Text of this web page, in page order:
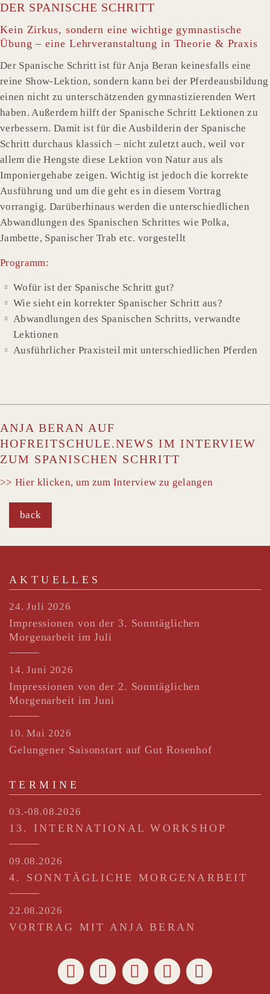
DER SPANISCHE SCHRITT
Kein Zirkus, sondern eine wichtige gymnastische
Übung – eine Lehrveranstaltung in Theorie & Praxis
Der Spanische Schritt ist für Anja Beran keinesfalls eine
reine Show-Lektion, sondern kann bei der Pferdeausbildung
einen nicht zu unterschätzenden gymnastizierenden Wert
haben. Außerdem hilft der Spanische Schritt Lektionen zu
verbessern. Damit ist für die Ausbilderin der Spanische
Schritt durchaus klassich – nicht zuletzt auch, weil vor
allem die Hengste diese Lektion von Natur aus als
Imponiergehabe zeigen. Wichtig ist jedoch die korrekte
Ausführung und um die geht es in diesem Vortrag
vorrangig. Darüberhinaus werden die unterschiedlichen
Abwandlungen des Spanischen Schrittes wie Polka,
Jambette, Spanischer Trab etc. vorgestellt
Programm:
Wofür ist der Spanische Schritt gut?
Wie sieht ein korrekter Spanischer Schritt aus?
Abwandlungen des Spanischen Schritts, verwandte
Lektionen
Ausführlicher Praxisteil mit unterschiedlichen Pferden
ANJA BERAN AUF
HOFREITSCHULE.NEWS IM INTERVIEW
ZUM SPANISCHEN SCHRITT
>> Hier klicken, um zum Interview zu gelangen
back
AKTUELLES
24. Juli 2026
Impressionen von der 3. Sonntäglichen
Morgenarbeit im Juli
14. Juni 2026
Impressionen von der 2. Sonntäglichen
Morgenarbeit im Juni
10. Mai 2026
Gelungener Saisonstart auf Gut Rosenhof
TERMINE
03.-08.08.2026
13. INTERNATIONAL WORKSHOP
09.08.2026
4. SONNTÄGLICHE MORGENARBEIT
22.08.2026
VORTRAG MIT ANJA BERAN